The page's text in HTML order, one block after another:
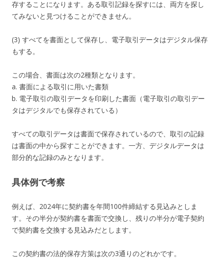
存することになります。ある取引記録を探すには、両方を探し
てみないと見つけることができません。
(3) すべてを書面として保存し、電子取引データはデジタル保存
もする。
この場合、書面は次の2種類となります。
a. 書面による取引に用いた書類
b. 電子取引の取引データを印刷した書面（電子取引の取引デー
タはデジタルでも保存されている）
すべての取引データは書面で保存されているので、取引の記録
は書面の中から探すことができます。一方、デジタルデータは
部分的な記録のみとなります。
具体例で考察
例えば、2024年に契約書を年間100件締結する見込みとしま
す。その半分が契約書を書面で交換し、残りの半分が電子契約
で契約書を交換する見込みだとします。
この契約書の法的保存方策は次の3通りのどれかです。